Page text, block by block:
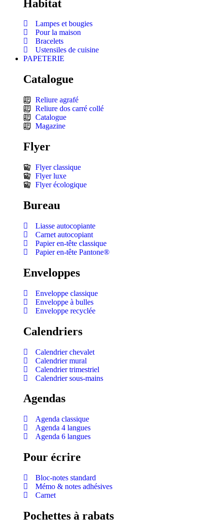
Habitat
Lampes et bougies
Pour la maison
Bracelets
Ustensiles de cuisine
PAPETERIE
Catalogue
Reliure agrafé
Reliure dos carré collé
Catalogue
Magazine
Flyer
Flyer classique
Flyer luxe
Flyer écologique
Bureau
Liasse autocopiante
Carnet autocopiant
Papier en-tête classique
Papier en-tête Pantone®
Enveloppes
Enveloppe classique
Enveloppe à bulles
Enveloppe recyclée
Calendriers
Calendrier chevalet
Calendrier mural
Calendrier trimestriel
Calendrier sous-mains
Agendas
Agenda classique
Agenda 4 langues
Agenda 6 langues
Pour écrire
Bloc-notes standard
Mémo & notes adhésives
Carnet
Pochettes à rabats